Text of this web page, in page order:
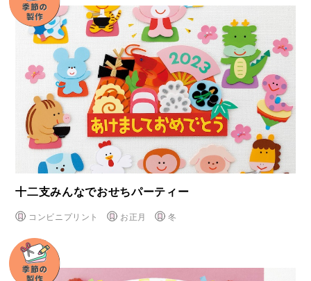
十二支みんなでおせちパーティー
コンビニプリント お正月 冬